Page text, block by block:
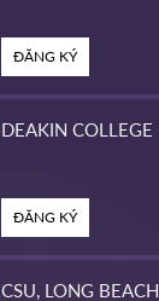
ĐĂNG KÝ
DEAKIN COLLEGE
ĐĂNG KÝ
CSU, LONG BEACH